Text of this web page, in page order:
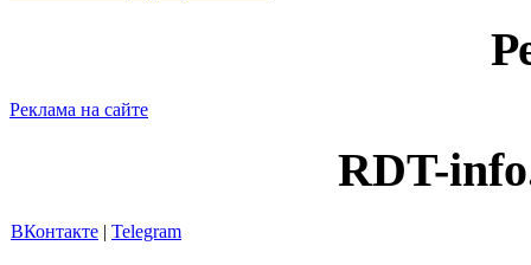
Реклама на сайте
RDT-
ВКонтакте | Telegram